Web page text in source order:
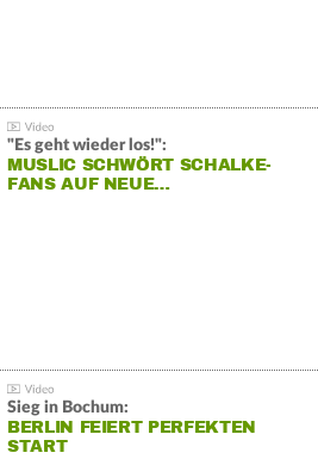
"Es geht wieder los!":
MUSLIC SCHWÖRT SCHALKE-
FANS AUF NEUE…
Sieg in Bochum:
BERLIN FEIERT PERFEKTEN
START